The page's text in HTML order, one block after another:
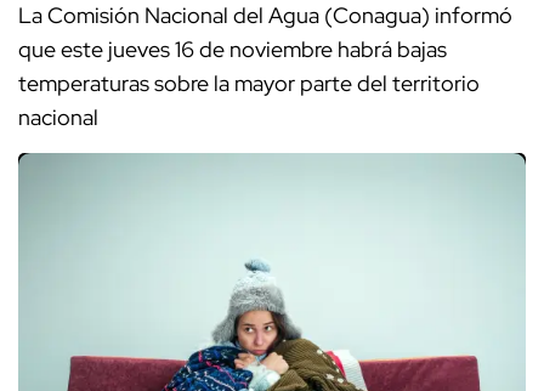
La Comisión Nacional del Agua (Conagua) informó
que este jueves 16 de noviembre habrá bajas
temperaturas sobre la mayor parte del territorio
nacional